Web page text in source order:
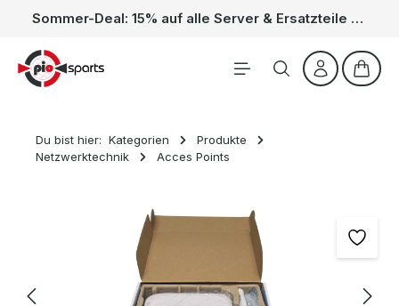
Zum Hauptinhalt springen Sommer-Deal: 15% auf alle Server & Ersatzteile – Kein Code nötig, der Rabatt wird automatisch im Warenkorb abgezogen. Gültig vom 01.06. bis 31.08.
Du bist hier: Kategorien
Produkte
Netzwerktechnik
Acces Points